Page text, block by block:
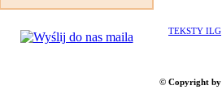
TEKSTY ILG
© Copyright by